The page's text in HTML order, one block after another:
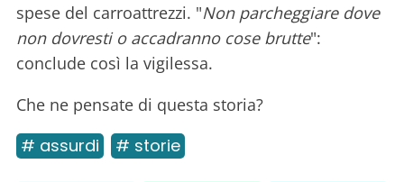
spese del carroattrezzi. "Non parcheggiare dove
non dovresti o accadranno cose brutte":
conclude così la vigilessa.
Che ne pensate di questa storia?
# assurdi # storie